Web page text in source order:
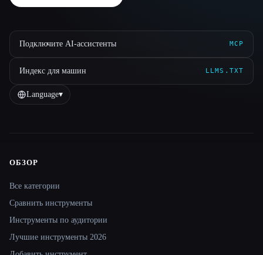
Подключите AI-ассистенты MCP
Индекс для машин LLMS.TXT
Language▾
Site navigation
ОБЗОР
Все категории
Сравнить инструменты
Инструменты по аудитории
Лучшие инструменты 2026